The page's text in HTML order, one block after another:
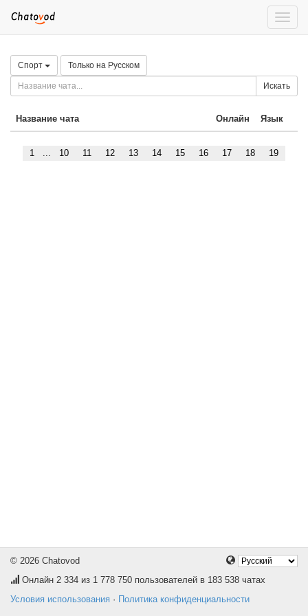
Toggle
Спорт Только на Русском
Искать
Название чата Онлайн Язык
1 ... 10 11 12 13 14 15 16 17 18 19
© 2026 Chatovod
Онлайн 2 334 из 1 778 750 пользователей в 183 538 чатах
Условия использования · Политика конфиденциальности